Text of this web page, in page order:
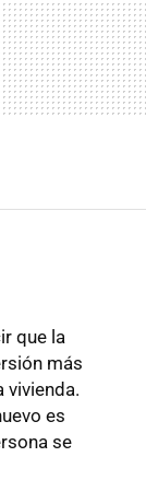
que la
más
vivienda.
es
se